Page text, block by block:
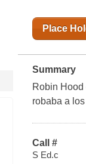
Place
Summary
Robin
robaba a
Call #
S Ed.c